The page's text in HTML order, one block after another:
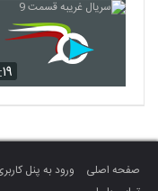
صفحه اصلی ورود به پنل